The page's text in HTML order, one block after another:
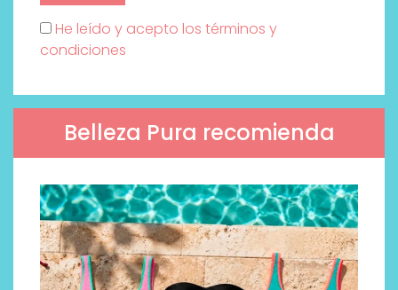
He leído y acepto los términos y
condiciones
Belleza Pura recomienda